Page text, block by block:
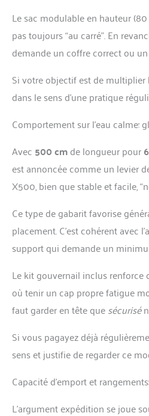
Le sac modulable en hauteur
pas toujours “au carré”. En
demande un coffre correct ou
Si votre objectif est de multiplier
dans le sens d’une pratique
Comportement sur l’eau calme:
Avec 500 cmde longueur pour
est annoncée comme un levier
X500, bien que stable et facile,
Ce type de gabarit favorise
placement. C’est cohérent avec
support qui demande un
Le kit gouvernail inclus renforce
où tenir un cap propre fatigue
faut garder en tête quesécurisé
Si vous pagayez déjà
sens et justifie de regarder ce
Capacité d’emport et
L’argument expédition se joue